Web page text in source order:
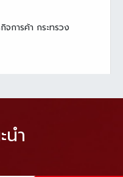
การค้า กระทรวง
นำ